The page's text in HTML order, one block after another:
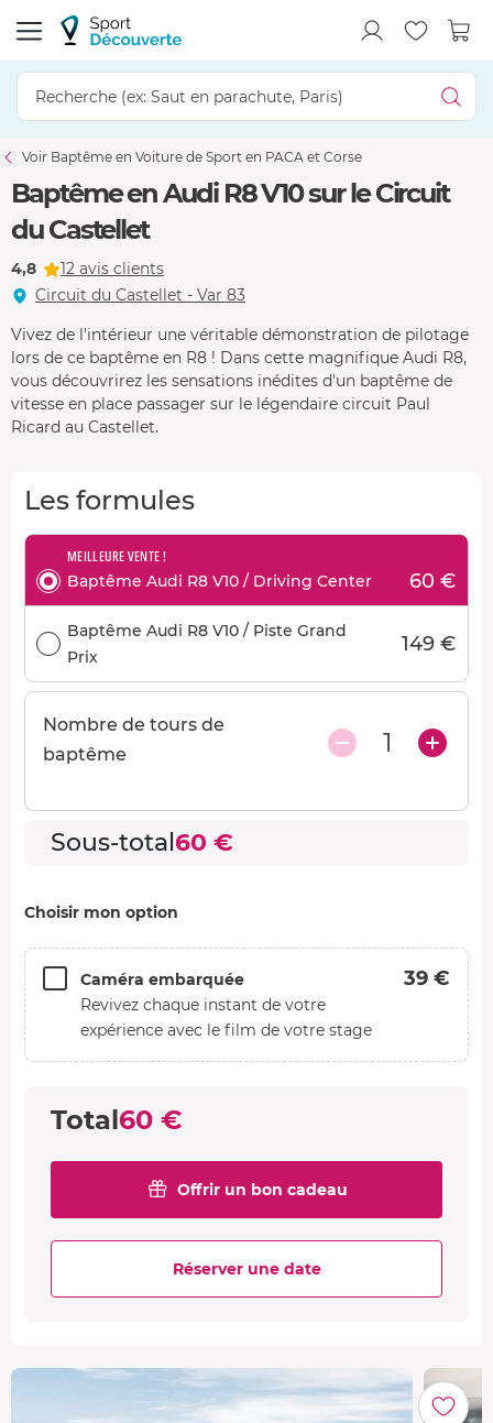
Voir Baptême en Voiture de Sport en PACA et Corse
Baptême en Audi R8 V10 sur le Circuit
du Castellet
4,8
12 avis clients
Circuit du Castellet - Var 83
Vivez de l'intérieur une véritable démonstration de pilotage
lors de ce baptême en R8 ! Dans cette magnifique Audi R8,
vous découvrirez les sensations inédites d'un baptême de
vitesse en place passager sur le légendaire circuit Paul
Ricard au Castellet.
Les formules
MEILLEURE VENTE !
Baptême Audi R8 V10 / Driving Center 60 €
Baptême Audi R8 V10 / Piste Grand
Prix
149 €
Nombre de tours de
baptême
1
Sous-total60 €
Choisir mon option
Caméra embarquée
Revivez chaque instant de votre
expérience avec le film de votre stage
39 €
Total60 €
Offrir un bon cadeau
Réserver une date